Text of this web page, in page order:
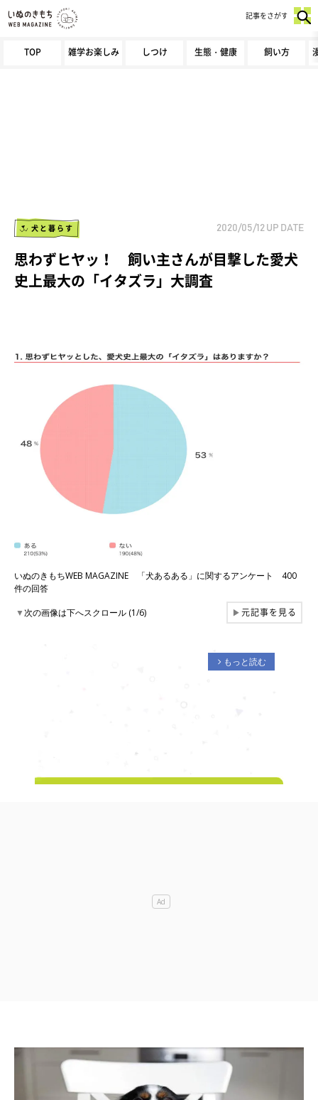
TOP 雑学お楽しみ しつけ 生態・健康 飼い方
記事をさがす
犬と暮らす 2020/05/12 UP DATE
思わずヒヤッ！ 飼い主さんが目撃した愛犬
史上最大の「イタズラ」大調査
いぬのきもちWEB MAGAZINE 「犬あるある」に関するアンケート 400
件の回答
▼次の画像は下へスクロール (1/6) ▶元記事を見る
arrow_forward_ios もっと読む